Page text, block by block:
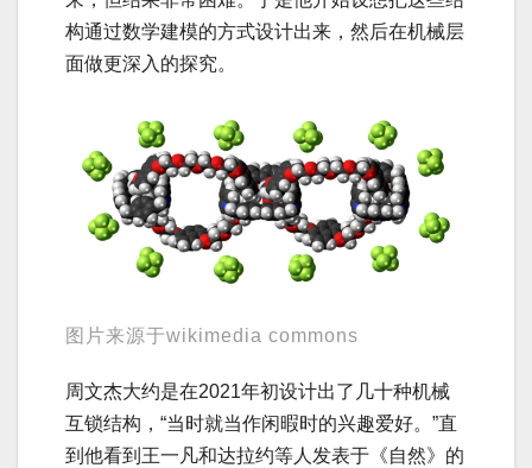
构通过数学建模的方式设计出来，然后在机械层
面做更深入的探究。
图片来源于wikimedia commons
周文杰大约是在2021年初设计出了几十种机械
互锁结构，“当时就当作闲暇时的兴趣爱好。”直
到他看到王一凡和达拉约等人发表于《自然》的